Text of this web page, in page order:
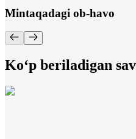
Mintaqadagi ob-havo
Ko‘p beriladigan